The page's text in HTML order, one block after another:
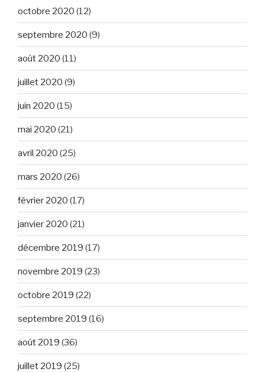
octobre 2020 (12)
septembre 2020 (9)
août 2020 (11)
juillet 2020 (9)
juin 2020 (15)
mai 2020 (21)
avril 2020 (25)
mars 2020 (26)
février 2020 (17)
janvier 2020 (21)
décembre 2019 (17)
novembre 2019 (23)
octobre 2019 (22)
septembre 2019 (16)
août 2019 (36)
juillet 2019 (25)